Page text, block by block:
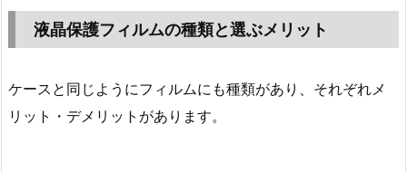
液晶保護フィルムの種類と選ぶメリット
ケースと同じようにフィルムにも種類があり、それぞれメ
リット・デメリットがあります。